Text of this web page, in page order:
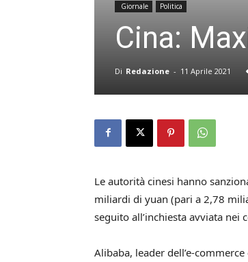
Giornale Politica
Cina:
Di Redazione - 11 Aprile 2021
Le autorità cinesi hanno
miliardi di yuan (pari a 2,78
seguito all’inchiesta avviata nei
Alibaba, leader dell’e-